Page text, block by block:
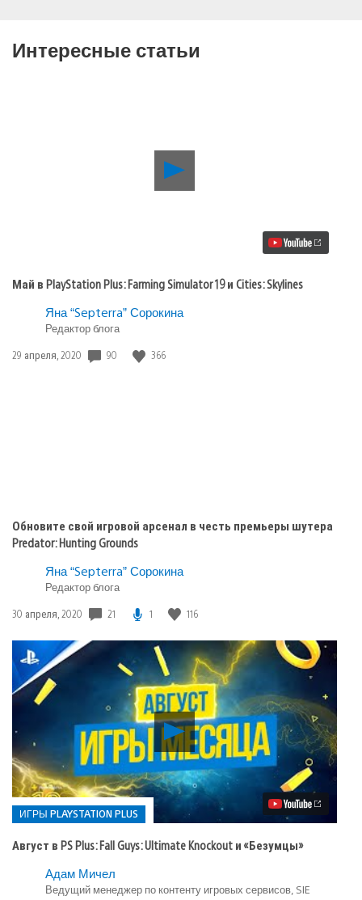
Интересные статьи
Май
19
Май в PlayStation Plus: Farming Simulator 19 и Cities: Skylines
Яна “Septerra” Сорокина
Редактор блога
Дата
29 апреля, 2020 90 366
Обновите свой игровой арсенал в честь премьеры шутера
Predator: Hunting Grounds
Яна “Septerra” Сорокина
Редактор блога
Дата
30 апреля, 2020 21 1 116
Воспроизвести
видео
Август
в
PS
Plus:
Fall
Guys:
Ultimate
«Безумцы»
ИГРЫ PLAYSTATION PLUS
Август в PS Plus: Fall Guys: Ultimate Knockout и «Безумцы»
Опубликовано
Адам Мичел
Ведущий менеджер по контенту игровых сервисов, SIE